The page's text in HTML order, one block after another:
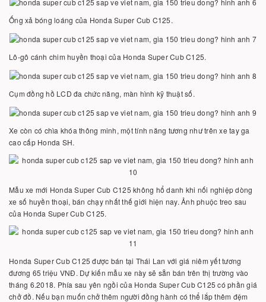
Ống xả bóng loáng của Honda Super Cub C125.
Lô-gô cánh chim huyền thoại của Honda Super Cub C125.
Cụm đồng hồ LCD đa chức năng, màn hình kỹ thuật số.
Xe còn có chìa khóa thông minh, một tính năng tương như trên xe tay ga
cao cấp Honda SH.
Mẫu xe mới Honda Super Cub C125 không hổ danh khi nối nghiệp dòng
xe số huyền thoại, bán chạy nhất thế giới hiện nay. Ảnh phuộc treo sau
của Honda Super Cub C125.
Honda Super Cub C125 được bán tại Thái Lan với giá niêm yết tương
đương 65 triệu VNĐ. Dự kiến mẫu xe này sẽ sẵn bán trên thị trường vào
tháng 6.2018. Phía sau yên ngồi của Honda Super Cub C125 có phần giá
chở đồ. Nếu bạn muốn chở thêm người đồng hành có thể lắp thêm đệm